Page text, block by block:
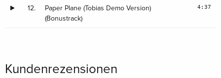
12.
Paper Plane (Tobias Demo Version)
(Bonustrack)
4:37
Kundenrezensionen